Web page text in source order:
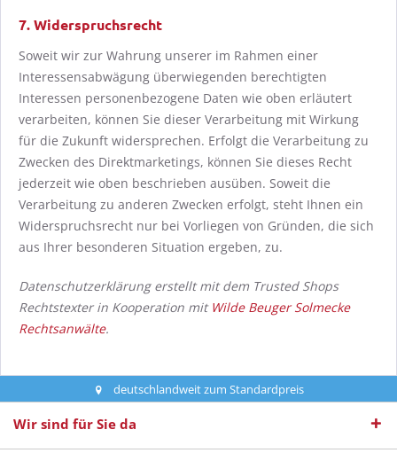
7. Widerspruchsrecht
Soweit wir zur Wahrung unserer im Rahmen einer
Interessensabwägung überwiegenden berechtigten
Interessen personenbezogene Daten wie oben erläutert
verarbeiten, können Sie dieser Verarbeitung mit Wirkung
für die Zukunft widersprechen. Erfolgt die Verarbeitung zu
Zwecken des Direktmarketings, können Sie dieses Recht
jederzeit wie oben beschrieben ausüben. Soweit die
Verarbeitung zu anderen Zwecken erfolgt, steht Ihnen ein
Widerspruchsrecht nur bei Vorliegen von Gründen, die sich
aus Ihrer besonderen Situation ergeben, zu.
Datenschutzerklärung erstellt mit dem Trusted Shops
Rechtstexter in Kooperation mit Wilde Beuger Solmecke
Rechtsanwälte.
deutschlandweit zum Standardpreis
Wir sind für Sie da